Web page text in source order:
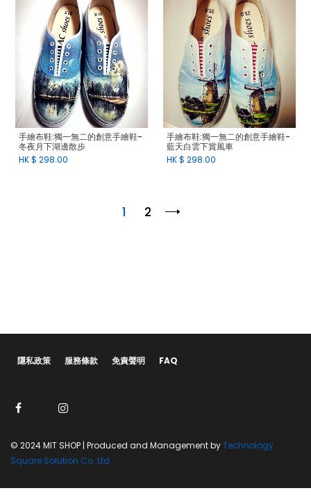
手繪布鞋:獨一無二的創意手繪鞋-
冬夜月下湖邊散步
HK $ 298.00
手繪布鞋:獨一無二的創意手繪鞋-
藍天白雲下賞風車
HK $ 298.00
1 2
隱私政策 服務條款 免責聲明 FAQ
© 2024 MIT SHOP | Produced and Management byTechnology
Square Solution Co. Ltd